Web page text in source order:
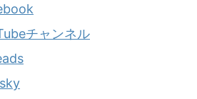
チャンネル